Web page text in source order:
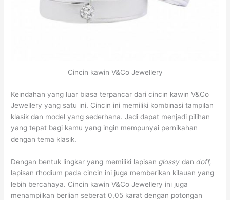
Cincin kawin V&Co Jewellery
Keindahan yang luar biasa terpancar dari cincin kawin V&Co
Jewellery yang satu ini. Cincin ini memiliki kombinasi tampilan
klasik dan model yang sederhana. Jadi dapat menjadi pilihan
yang tepat bagi kamu yang ingin mempunyai pernikahan
dengan tema klasik.
Dengan bentuk lingkar yang memiliki lapisanglossy dandoff,
lapisan rhodium pada cincin ini juga memberikan kilauan yang
lebih bercahaya. Cincin kawin V&Co Jewellery ini juga
menampilkan berlian seberat 0,05 karat dengan potongan